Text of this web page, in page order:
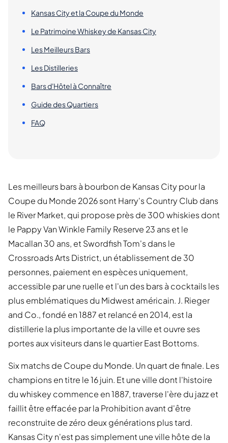
Kansas City et la Coupe du Monde
Le Patrimoine Whiskey de Kansas City
Les Meilleurs Bars
Les Distilleries
Bars d'Hôtel à Connaître
Guide des Quartiers
FAQ
Les meilleurs bars à bourbon de Kansas City pour la
Coupe du Monde 2026 sont Harry's Country Club dans
le River Market, qui propose près de 300 whiskies dont
le Pappy Van Winkle Family Reserve 23 ans et le
Macallan 30 ans, et Swordfish Tom's dans le
Crossroads Arts District, un établissement de 30
personnes, paiement en espèces uniquement,
accessible par une ruelle et l'un des bars à cocktails les
plus emblématiques du Midwest américain. J. Rieger
and Co., fondé en 1887 et relancé en 2014, est la
distillerie la plus importante de la ville et ouvre ses
portes aux visiteurs dans le quartier East Bottoms.
Six matchs de Coupe du Monde. Un quart de finale. Les
champions en titre le 16 juin. Et une ville dont l'histoire
du whiskey commence en 1887, traverse l'ère du jazz et
faillit être effacée par la Prohibition avant d'être
reconstruite de zéro deux générations plus tard.
Kansas City n'est pas simplement une ville hôte de la